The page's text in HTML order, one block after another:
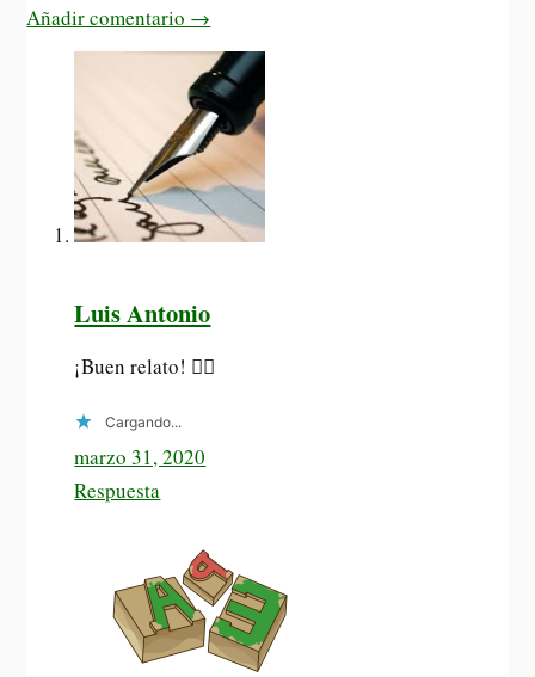
Añadir comentario →
Luis Antonio
¡Buen relato! 👍🏻
Cargando...
marzo 31, 2020
Respuesta